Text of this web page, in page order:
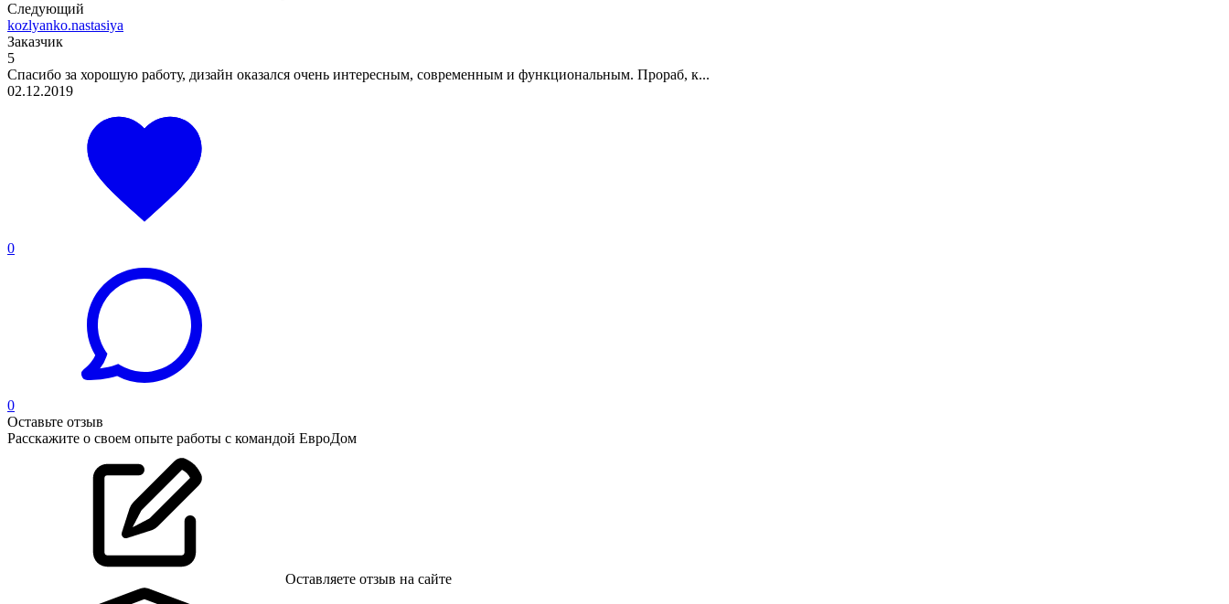
Следующий
kozlyanko.nastasiya
Заказчик
5
Спасибо за хорошую работу, дизайн оказался очень интересным, современным и функциональным. Прораб, к...
02.12.2019
0
0
Оставьте отзыв
Расскажите о своем опыте работы с командой ЕвроДом
Оставляете отзыв на сайте